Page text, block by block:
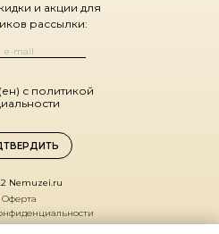
с политикой
и акции для
рассылки:
Оферта
Nemuzei.ru